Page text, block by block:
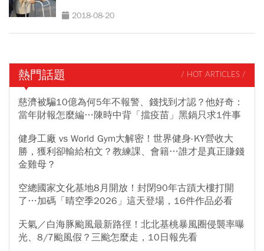
2018-08-20
熱門話題 / HOT ARTICLES /
慈濟被騙10億為何5年不報警、錢找到才認？他好奇：
當年財報怎麼編…陳時中背「擋疫苗」黑鍋只求1件事
健身工廠 vs World Gym大解密！世界健身-KY營收大
勝，獲利卻輸給柏文？教練課、會籍…誰才是真正賺錢
金雞母？
空總國家文化基地8月開放！封閉90年古蹟大樓打開
了…加碼「晴空季2026」這天登場，16件作品必看
天氣／白海豚颱風最新路徑！北北基桃暴風圈侵襲率曝
光、8/7颱風假？三颱怎麼走，10日報先看